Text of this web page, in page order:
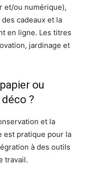
et/ou numérique),
cadeaux et la
en ligne. Les titres
jardinage et
ou
?
et la
est pratique pour la
à des outils
travail.